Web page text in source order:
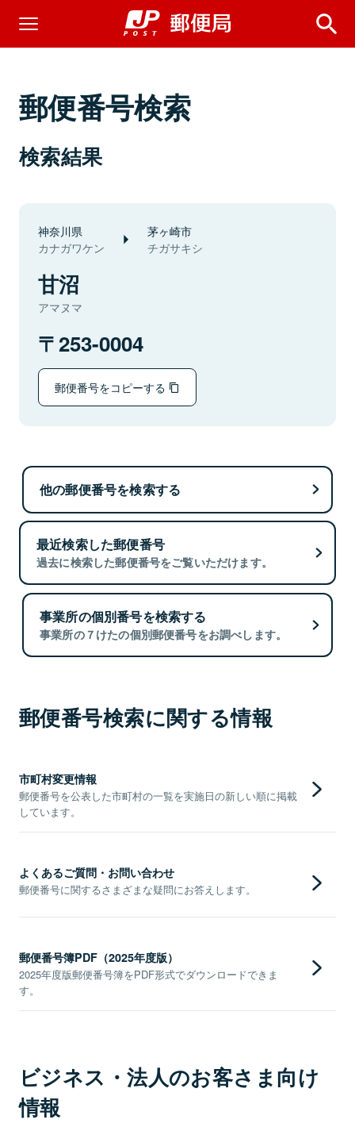
郵便番号検索
検索結果
神奈川県
カナガワケン
茅ヶ崎市
チガサキシ
甘沼
アマヌマ
253-0004
郵便番号をコピーする
他の郵便番号を検索する
最近検索した郵便番号
過去に検索した郵便番号をご覧いただけます。
事業所の個別番号を検索する
事業所の７けたの個別郵便番号をお調べします。
郵便番号検索に関する情報
市町村変更情報
郵便番号を公表した市町村の一覧を実施日の新しい順に掲載
しています。
よくあるご質問・お問い合わせ
郵便番号に関するさまざまな疑問にお答えします。
郵便番号簿PDF（2025年度版）
2025年度版郵便番号簿をPDF形式でダウンロードできま
す。
ビジネス・法人のお客さま向け
情報